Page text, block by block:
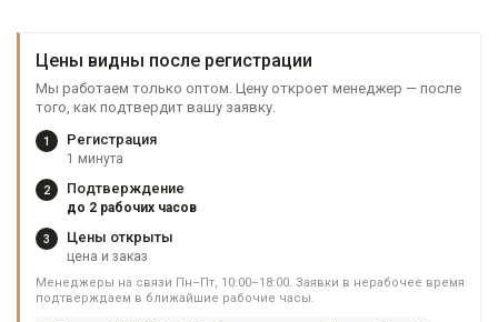
Цены видны после регистрации
Мы работаем только оптом. Цену откроет менеджер — после
того, как подтвердит вашу заявку.
1 Регистрация
1 минута
2 Подтверждение
до 2 рабочих часов
3 Цены открыты
цена и заказ
Менеджеры на связи Пн–Пт, 10:00–18:00. Заявки в нерабочее время
подтверждаем в ближайшие рабочие часы.